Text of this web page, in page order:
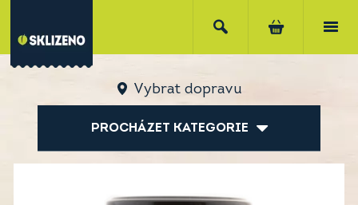
Vybrat dopravu
PROCHÁZET KATEGORIE